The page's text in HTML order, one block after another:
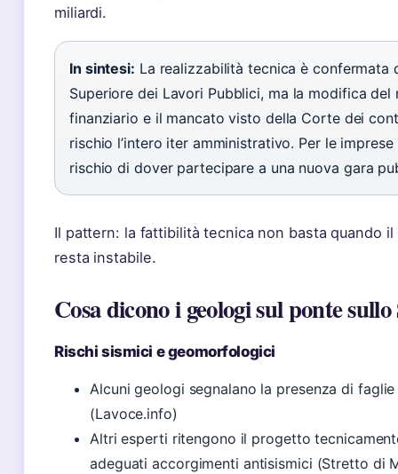
miliardi.
In sintesi: La realizzabilità tecnica è confermata
Superiore dei Lavori Pubblici, ma la modifica del
finanziario e il mancato visto della Corte dei
rischio l’intero iter amministrativo. Per le
rischio di dover partecipare a una nuova gara
Il pattern: la fattibilità tecnica non basta quando
resta instabile.
Cosa dicono i geologi sul ponte
Rischi sismici e geomorfologici
Alcuni geologi segnalano la presenza di
(Lavoce.info)
Altri esperti ritengono il progetto
adeguati accorgimenti antisismici (Stretto di